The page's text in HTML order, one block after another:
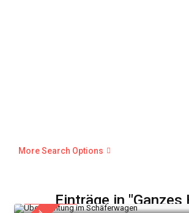
More Search Options
Einträge in "Ganzes
/Nacht